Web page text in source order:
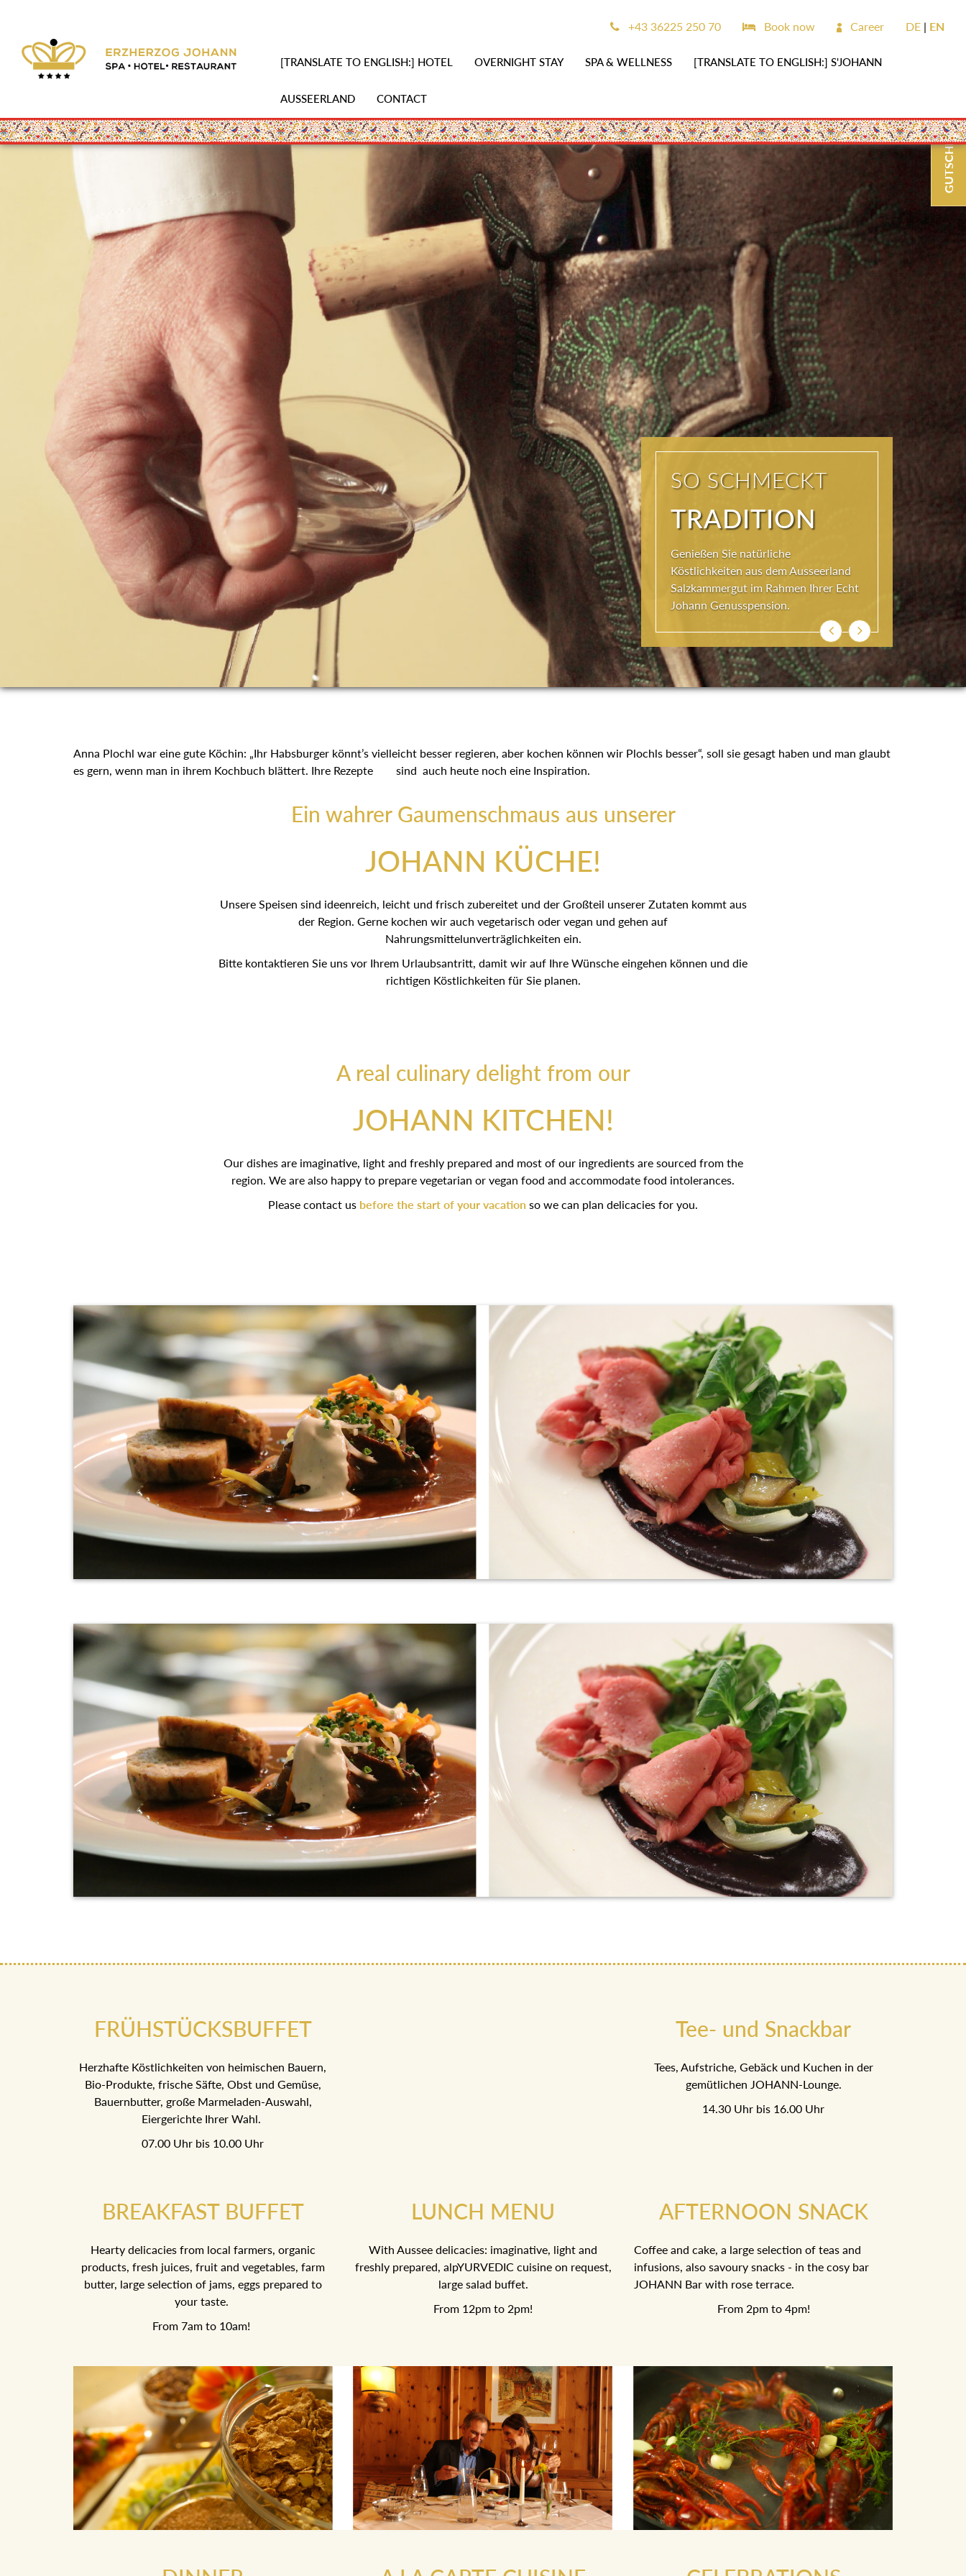
Skip
to
main
[TRANSLATE TO ENGLISH:] HOTEL OVERNIGHT STAY SPA & WELLNESS [TRANSLATE TO ENGLISH:] S'JOHANN
AUSSEERLAND CONTACT
+43 36225 250 70 Book now Career DE EN
KOSTEN SIE DAS
AUSSEERLAND
Die JOHANN Küche im Hotel
Hochgenuss: Gourmet-Menüs, einen
Mittagstisch und Gaumenfreude à-la-
carte: stets herzhaft zubereitet mit
Köstlichkeiten aus dem Ausseerland.
Previous
Next
GUTSCHEINE
Anna Plochl war eine gute Köchin: „Ihr Habsburger könnt’s vielleicht besser regieren, aber kochen können wir Plochls besser“, soll sie gesagt haben und man glaubt
es gern, wenn man in ihrem Kochbuch blättert. Ihre Rezepte sind auch heute noch eine Inspiration.
Ein wahrer Gaumenschmaus aus unserer
JOHANN KÜCHE!
Unsere Speisen sind ideenreich, leicht und frisch zubereitet und der Großteil unserer Zutaten kommt aus
der Region. Gerne kochen wir auch vegetarisch oder vegan und gehen auf
Nahrungsmittelunverträglichkeiten ein.
Bitte kontaktieren Sie uns vor Ihrem Urlaubsantritt, damit wir auf Ihre Wünsche eingehen können und die
richtigen Köstlichkeiten für Sie planen.
A real culinary delight from our
JOHANN KITCHEN!
Our dishes are imaginative, light and freshly prepared and most of our ingredients are sourced from the
region. We are also happy to prepare vegetarian or vegan food and accommodate food intolerances.
Please contact us before the start of your vacation so we can plan delicacies for you.
FRÜHSTÜCKSBUFFET
Herzhafte Köstlichkeiten von heimischen Bauern,
Bio-Produkte, frische Säfte, Obst und Gemüse,
Bauernbutter, große Marmeladen-Auswahl,
Eiergerichte Ihrer Wahl.
07.00 Uhr bis 10.00 Uhr
Tee- und Snackbar
Tees, Aufstriche, Gebäck und Kuchen in der
gemütlichen JOHANN-Lounge.
14.30 Uhr bis 16.00 Uhr
BREAKFAST BUFFET
Hearty delicacies from local farmers, organic
products, fresh juices, fruit and vegetables, farm
butter, large selection of jams, eggs prepared to
your taste.
From 7am to 10am!
LUNCH MENU
With Aussee delicacies: imaginative, light and
freshly prepared, alpYURVEDIC cuisine on request,
large salad buffet.
From 12pm to 2pm!
AFTERNOON SNACK
Coffee and cake, a large selection of teas and
infusions, also savoury snacks - in the cosy bar
JOHANN Bar with rose terrace.
From 2pm to 4pm!